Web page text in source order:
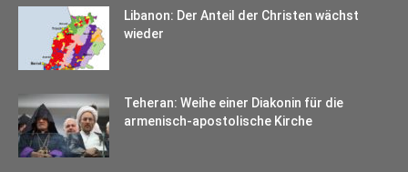
Libanon: Der Anteil der Christen wächst
wieder
Teheran: Weihe einer Diakonin für die
armenisch-apostolische Kirche